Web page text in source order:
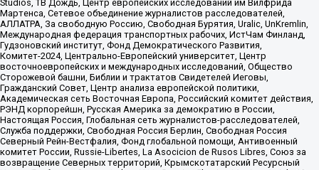
Studios, ТВ Дождь, Центр европейских исследований им Вилфрида
Мартенса, Сетевое объединение журналистов расследователей,
АЛЛАТРА, За свободную Россию, Свободная Бурятия, Uralic, UnKremlin,
Международная федерация транспортных рабочих, ИстЧам Финланд,
Гудзоновский институт, Фонд Демократического Развития,
Комитет-2024, Центрально-Европейский университет, Центр
восточноевропейских и международных исследований, Общество
Сторожевой башни, Библии и трактатов Свидетелей Иеговы,
Гражданский Совет, Центр анализа европейской политики,
Академическая сеть Восточная Европа, Российский комитет действия,
РЭНД корпорейшн, Русская Америка за демократию в России,
Настоящая Россия, Глобальная сеть журналистов-расследователей,
Служба поддержки, Свободная Россия Берлин, Свободная Россия
Северный Рейн-Вестфалия, Фонд глобальной помощи, Антивоенный
комитет России, Russie-Libertes, La Asocicion de Rusos Libres, Союз за
возвращение Северных территорий, Крымскотатарский Ресурсный